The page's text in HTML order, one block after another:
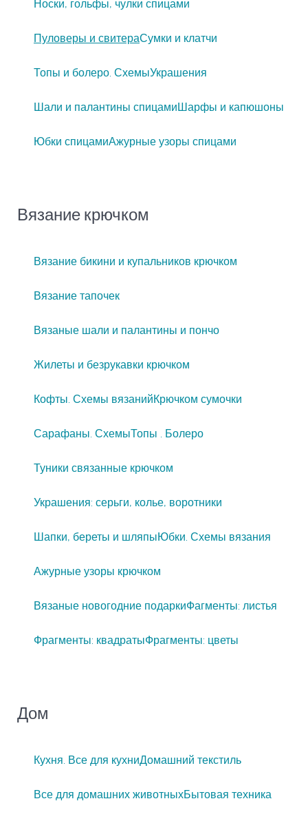
Носки, гольфы, чулки спицами
Пуловеры и свитераСумки и клатчи
Топы и болеро. СхемыУкрашения
Шали и палантины спицамиШарфы и капюшоны
Юбки спицамиАжурные узоры спицами
Вязание крючком
Вязание бикини и купальников крючком
Вязание тапочек
Вязаные шали и палантины и пончо
Жилеты и безрукавки крючком
Кофты. Схемы вязанийКрючком сумочки
Сарафаны. СхемыТопы . Болеро
Туники связанные крючком
Украшения: серьги, колье, воротники
Шапки, береты и шляпыЮбки. Схемы вязания
Ажурные узоры крючком
Вязаные новогодние подаркиФагменты: листья
Фрагменты: квадратыФрагменты: цветы
Дом
Кухня. Все для кухниДомашний текстиль
Все для домашних животныхБытовая техника